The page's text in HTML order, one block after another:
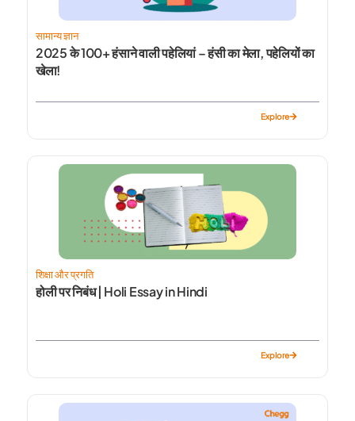
सामान्य ज्ञान
2025 के 100+ हंसाने वाली पहेलियां – हंसी का मेला, पहेलियों का
खेला!
Explore
शिक्षा और प्रगति
होली पर निबंध | Holi Essay in Hindi
Explore